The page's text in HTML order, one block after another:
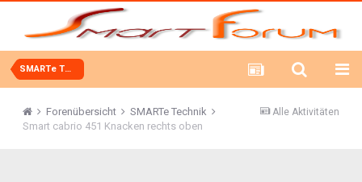
SMARTe Technik
Alle Aktivitäten
Forenübersicht
SMARTe Technik
Smart cabrio 451 Knacken rechts oben